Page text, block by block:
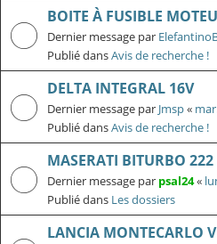
BOITE À FUSIBLE
Dernier message par
Publié dansAvis de recherche !
DELTA INTEGRAL 16V
Dernier message par Jmsp«
Publié dansAvis de recherche !
MASERATI BITURBO
Dernier message par psal24«
Publié dans Les dossiers
LANCIA MONTECARLO